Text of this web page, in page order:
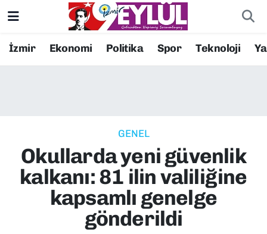
İzmir Ekonomi Politika Spor Teknoloji
GENEL
Okullarda yeni güvenlik
kalkanı: 81 ilin valiliğine
kapsamlı genelge
gönderildi
Resmi İlanlar
EKONOMİ
KÜLTÜR SANAT
Konak Nöbetçi Eczaneler
Süper Lig Puan Durumu ve Fikstür
Tüm Manşetler
Son Dakika Haberleri
Haber Arşivi